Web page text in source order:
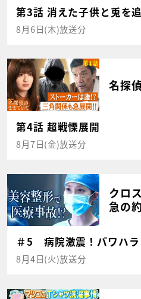
第3話 消えた子供と兎を
8月6日(木)放送分
名探
第4話 超戦慄展開
8月7日(金)放送分
クロ
急の
＃5 病院激震！パワハ
8月4日(火)放送分